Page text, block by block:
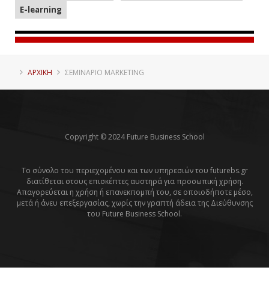
E-learning
ΑΡΧΙΚΗ ΣΕΜΙΝΆΡΙΟ MARKETING
Copyright © 2024 Future Business School
Το σύνολο του περιεχομένου και των υπηρεσιών του futurebs.gr
διατίθεται στους επισκέπτες αυστηρά για προσωπική χρήση.
Απαγορεύεται η χρήση ή επανεκπομπή του, σε οποιοδήποτε μέσο,
μετά ή άνευ επεξεργασίας, χωρίς την γραπτή άδεια της Διεύθυνσης
του Future Business School.